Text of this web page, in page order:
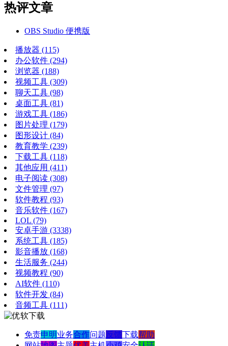
热评文章
OBS Studio 便携版
播放器 (115)
办公软件 (294)
浏览器 (188)
视频工具 (309)
聊天工具 (98)
桌面工具 (81)
游戏工具 (186)
图片处理 (179)
图形设计 (84)
教育教学 (239)
下载工具 (118)
其他应用 (411)
电子阅读 (308)
文件管理 (97)
软件教程 (93)
音乐软件 (167)
LOL (79)
安卓手游 (3338)
系统工具 (185)
影音播放 (168)
生活服务 (244)
视频教程 (90)
AI软件 (110)
软件开发 (84)
音频工具 (111)
免责申明业务合作问题反馈下载帮助